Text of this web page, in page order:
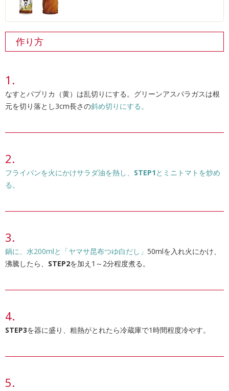
作り方
なすとパプリカ（黄）は乱切りにする。グリーンアスパラガスは根
元を切り落とし3cm長さの斜め切りにする。
フライパンを火にかけサラダ油を熱し、 STEP1とミニトマトを炒め
る。
鍋に、水200mlと 「ヤマサ昆布つゆ白だし」 50mlを入れ火にかけ、
沸騰したら、 STEP2を加え1～2分程度煮る。
STEP3を器に盛り、粗熱がとれたら冷蔵庫で1時間程度冷やす。